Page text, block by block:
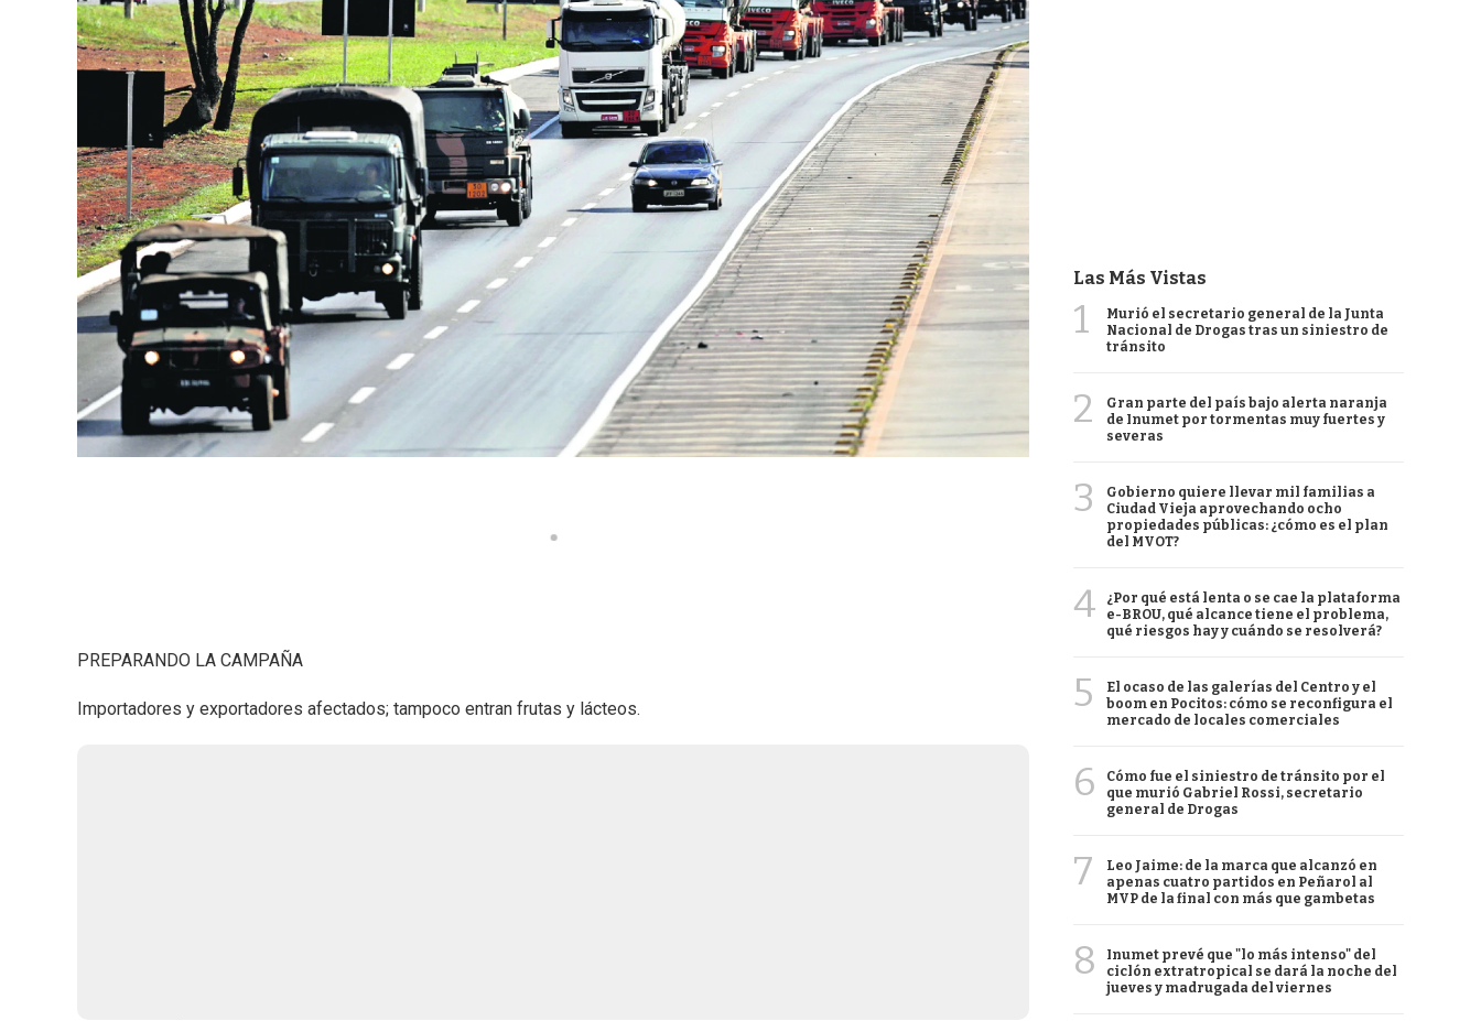
PREPARANDO LA CAMPAÑA
Importadores y exportadores afectados; tampoco entran frutas y lácteos.
Las Más Vistas
1
Murió el secretario general de la Junta
Nacional de Drogas tras un siniestro de
tránsito
2
Gran parte del país bajo alerta naranja
de Inumet por tormentas muy fuertes y
severas
3
Gobierno quiere llevar mil familias a
Ciudad Vieja aprovechando ocho
propiedades públicas: ¿cómo es el plan
del MVOT?
4
¿Por qué está lenta o se cae la plataforma
e-BROU, qué alcance tiene el problema,
qué riesgos hay y cuándo se resolverá?
5
El ocaso de las galerías del Centro y el
boom en Pocitos: cómo se reconfigura el
mercado de locales comerciales
6
Cómo fue el siniestro de tránsito por el
que murió Gabriel Rossi, secretario
general de Drogas
7
Leo Jaime: de la marca que alcanzó en
apenas cuatro partidos en Peñarol al
MVP de la final con más que gambetas
8
Inumet prevé que "lo más intenso" del
ciclón extratropical se dará la noche del
jueves y madrugada del viernes